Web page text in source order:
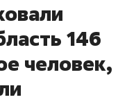
146
человек,